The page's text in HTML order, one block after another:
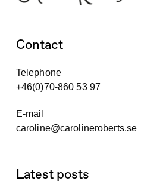
Contact
Telephone
+46(0)70-860 53 97
E-mail
caroline@carolineroberts.se
Latest posts